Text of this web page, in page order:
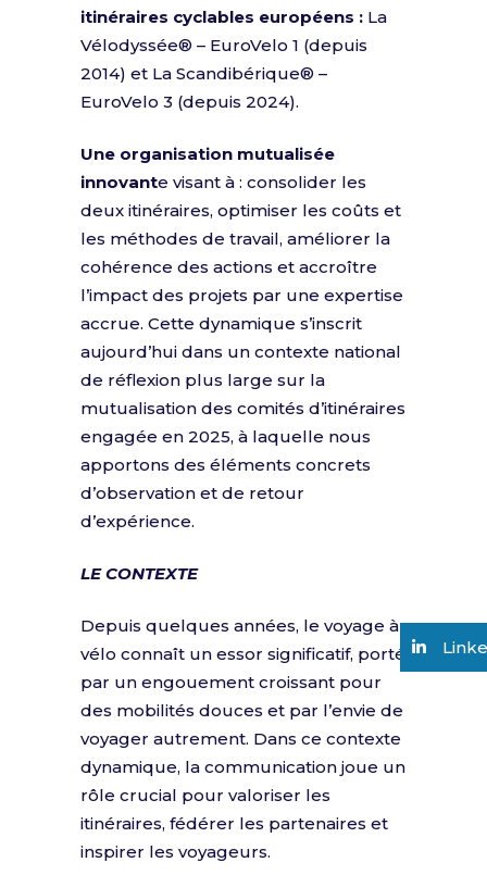
itinéraires cyclables européens : La
Vélodyssée® – EuroVelo 1 (depuis
2014) et La Scandibérique® –
EuroVelo 3 (depuis 2024).
Une organisation mutualisée
innovante visant à : consolider les
deux itinéraires, optimiser les coûts et
les méthodes de travail, améliorer la
cohérence des actions et accroître
l’impact des projets par une expertise
accrue. Cette dynamique s’inscrit
aujourd’hui dans un contexte national
de réflexion plus large sur la
mutualisation des comités d’itinéraires
engagée en 2025, à laquelle nous
apportons des éléments concrets
d’observation et de retour
d’expérience.
LE CONTEXTE
Depuis quelques années, le voyage à
vélo connaît un essor significatif, porté
par un engouement croissant pour
des mobilités douces et par l’envie de
voyager autrement. Dans ce contexte
dynamique, la communication joue un
rôle crucial pour valoriser les
itinéraires, fédérer les partenaires et
inspirer les voyageurs.